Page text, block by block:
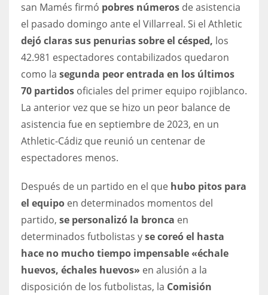
6
DEN
24
PIT
20
OAK
19
NYG
24
san Mamés firmó pobres números de asistencia
el pasado domingo ante el Villarreal. Si el Athletic
dejó claras sus penurias sobre el césped, los
42.981 espectadores contabilizados quedaron
como la segunda peor entrada en los últimos
70 partidos oficiales del primer equipo rojiblanco.
La anterior vez que se hizo un peor balance de
asistencia fue en septiembre de 2023, en un
Athletic-Cádiz que reunió un centenar de
espectadores menos.
Después de un partido en el que hubo pitos para
el equipo en determinados momentos del
partido, se personalizó la bronca en
determinados futbolistas yse coreó el hasta
hace no mucho tiempo impensable «échale
huevos, échales huevos» en alusión a la
disposición de los futbolistas, la Comisión